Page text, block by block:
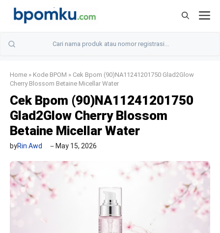
Skip
Home » Kode BPOM » Cek Bpom (90)NA11241201750 Glad2Glow
Cherry Blossom Betaine Micellar Water
Cek Bpom (90)NA11241201750
Glad2Glow Cherry Blossom
Betaine Micellar Water
byRin Awd May 15, 2026